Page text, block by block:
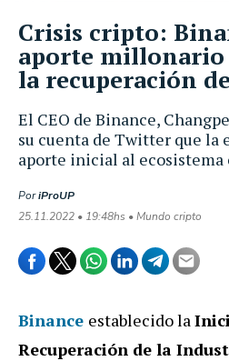
El CEO de Binance,
su cuenta de Twitter que la
aporte inicial al
PoriProUP
25.11.2022 • 19:48hs • Mundo cripto
Crisis cripto:
aporte
la recuperación
Binance establecido la
Recuperación de la